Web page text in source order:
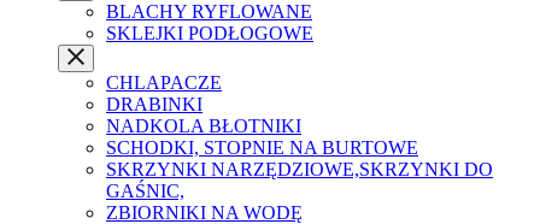
BLACHY RYFLOWANE
SKLEJKI PODŁOGOWE
CHLAPACZE
DRABINKI
NADKOLA BŁOTNIKI
SCHODKI, STOPNIE NA BURTOWE
SKRZYNKI NARZĘDZIOWE,SKRZYNKI DO
GAŚNIC,
ZBIORNIKI NA WODĘ